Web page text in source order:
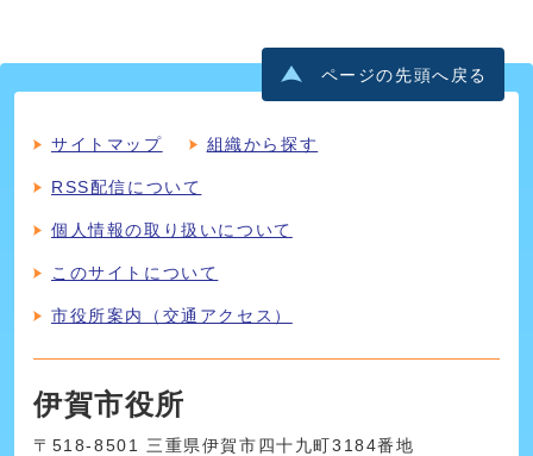
ページの先頭へ戻る
サイトマップ 組織から探す
RSS配信について
個人情報の取り扱いについて
このサイトについて
市役所案内（交通アクセス）
伊賀市役所
〒518-8501 三重県伊賀市四十九町3184番地